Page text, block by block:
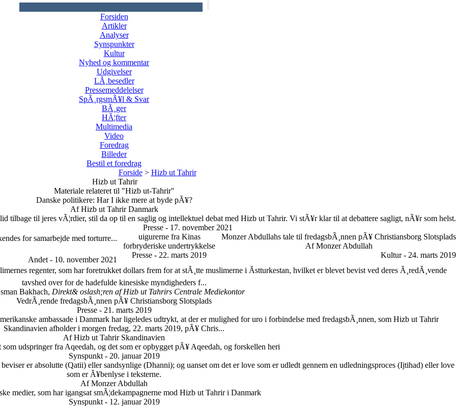
Forsiden
Artikler
Analyser
Synspunkter
Kultur
Nyhed og kommentar
Udgivelser
LÃ¸besedler
Pressemeddelelser
SpÃ¸rgsmÃ¥l & Svar
BÃ¸ger
HÃ¦fter
Multimedia
Video
Foredrag
Billeder
Bestil et foredrag
Forside> Hizb ut Tahrir
Hizb ut Tahrir
Materiale relateret til "Hizb ut-Tahrir"
Danske politikere: Har I ikke mere at byde pÃ¥?
Af Hizb ut Tahrir Danmark
tilbage til jeres vÃ¦rdier, stil da op til en saglig og intellektuel debat med Hizb ut Tahrir. Vi stÃ¥r klar til at debattere sagligt, nÃ¥r som helst.
Presse - 17. november 2021
for samarbejde med torturre...
Andet - 10. november 2021
Monzer Abdullahs tale til fredagsbÃ¸nnen pÃ¥ Christiansborg Slotsplads
Af Monzer Abdullah
Kultur - 24. marts 2019
uigurerne fra Kinas
forbryderiske undertrykkelse
Presse - 22. marts 2019
regenter, som har foretrukket dollars frem for at stÃ¸tte muslimerne i Ãstturkestan, hvilket er blevet bevist ved deres Ã¸redÃ¸vende
tavshed over for de hadefulde kinesiske myndigheders f...
Bakhach, Direkt& oslash;ren af Hizb ut Tahrirs Centrale Mediekontor
VedrÃ¸rende fredagsbÃ¸nnen pÃ¥ Christiansborg Slotsplads
Presse - 21. marts 2019
ambassade i Danmark har ligeledes udtrykt, at der er mulighed for uro i forbindelse med fredagsbÃ¸nnen, som Hizb ut Tahrir
Skandinavien afholder i morgen fredag, 22. marts 2019, pÃ¥ Chris...
Af Hizb ut Tahrir Skandinavien
udspringer fra Aqeedah, og det som er opbygget pÃ¥ Aqeedah, og forskellen heri
Synspunkt - 20. januar 2019
er absolutte (Qatii) eller sandsynlige (Dhanni); og uanset om det er love som er udledt gennem en udledningsproces (Ijtihad) eller love
som er Ã¥benlyse i teksterne.
Af Monzer Abdullah
medier, som har igangsat smÃ¦dekampagnerne mod Hizb ut Tahrir i Danmark
Synspunkt - 12. januar 2019